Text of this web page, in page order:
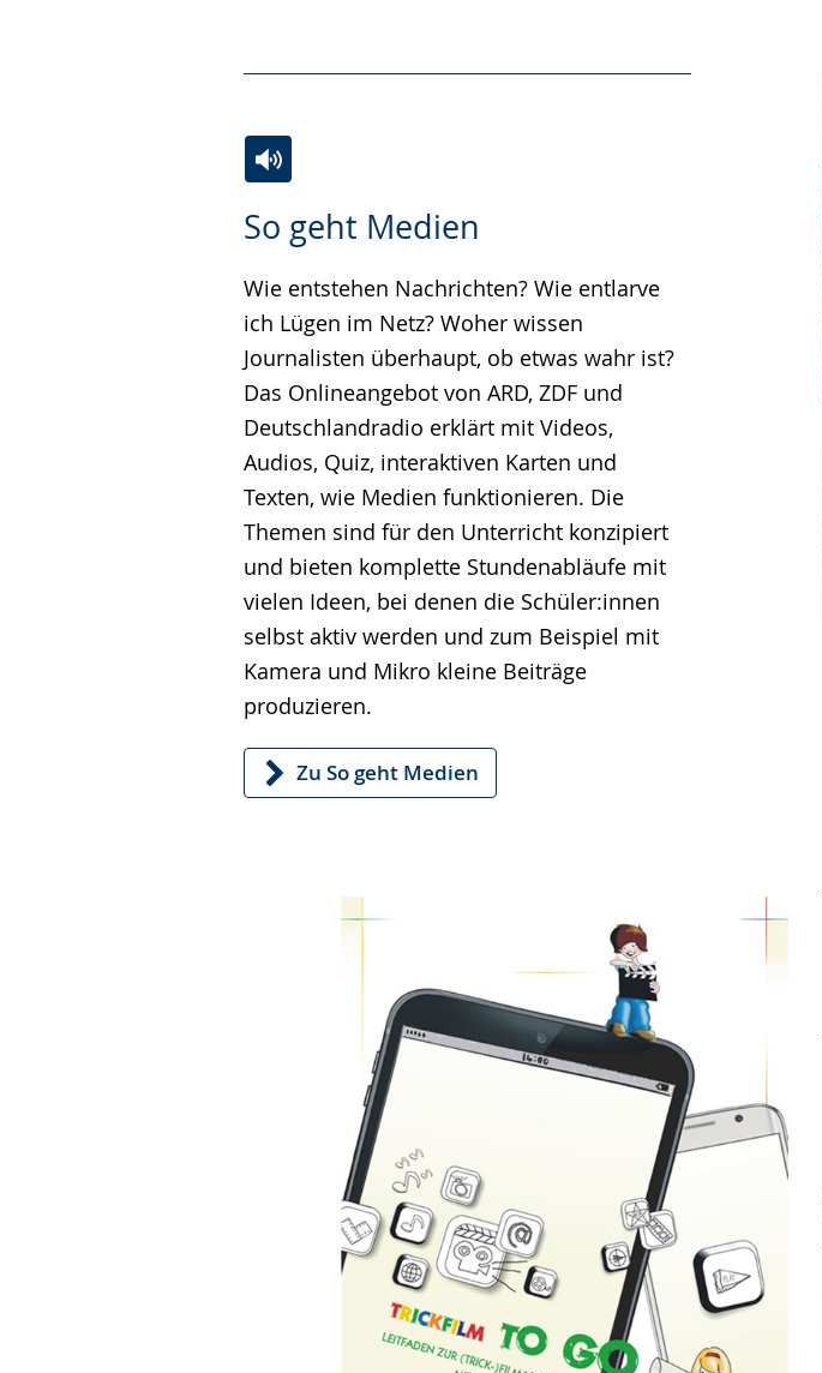
So geht Medien
Leichten
wechseln.
Audio-
Video
Deutscher
Gebärdensprache
wird
angezeigt.
Wie entstehen Nachrichten? Wie entlarve
ich Lügen im Netz? Woher wissen
Journalisten überhaupt, ob etwas wahr ist?
Das Onlineangebot von ARD, ZDF und
Deutschlandradio erklärt mit Videos,
Audios, Quiz, interaktiven Karten und
Texten, wie Medien funktionieren. Die
Themen sind für den Unterricht konzipiert
und bieten komplette Stundenabläufe mit
vielen Ideen, bei denen die Schüler:innen
selbst aktiv werden und zum Beispiel mit
Kamera und Mikro kleine Beiträge
produzieren.
Zu So geht Medien